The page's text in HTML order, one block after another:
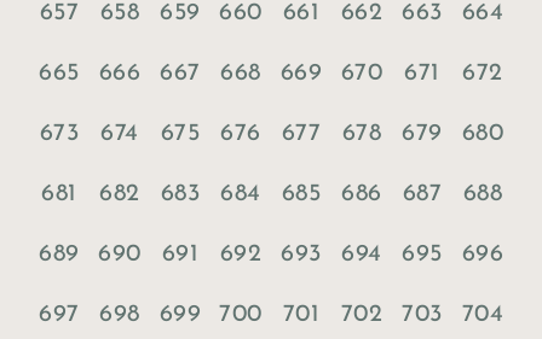
657 658 659 660 661 662 663 664
665 666 667 668 669 670 671 672
673 674 675 676 677 678 679 680
681 682 683 684 685 686 687 688
689 690 691 692 693 694 695 696
697 698 699 700 701 702 703 704